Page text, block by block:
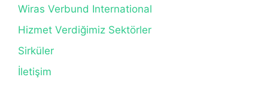
Wiras Verbund International
Hizmet Verdiğimiz Sektörler
Sirküler
İletişim